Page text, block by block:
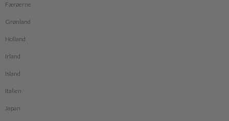
Færøerne
Grønland
Holland
Irland
Island
Italien
Japan